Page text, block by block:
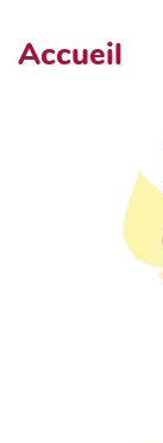
Accueil